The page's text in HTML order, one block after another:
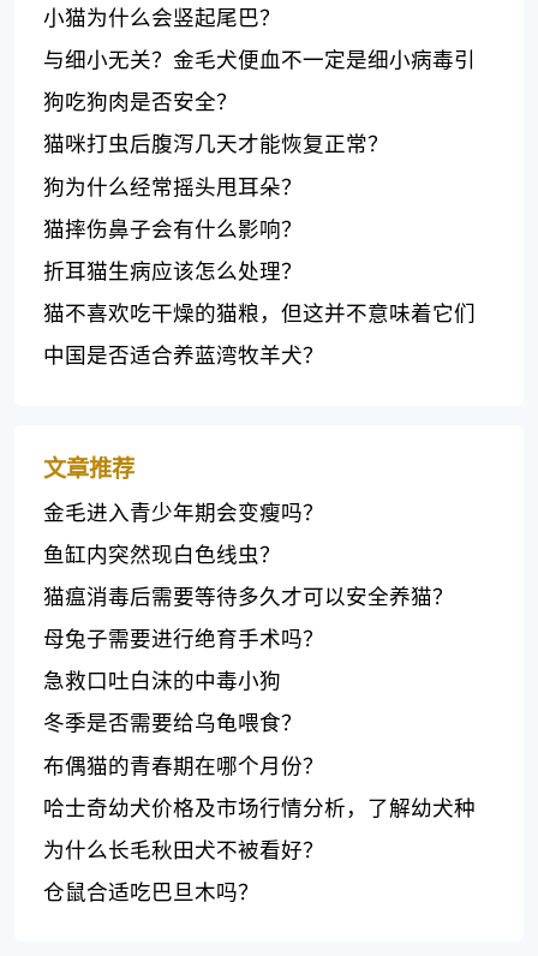
小猫为什么会竖起尾巴？
与细小无关？金毛犬便血不一定是细小病毒引
起
狗吃狗肉是否安全？
猫咪打虫后腹泻几天才能恢复正常？
狗为什么经常摇头甩耳朵？
猫摔伤鼻子会有什么影响？
折耳猫生病应该怎么处理？
猫不喜欢吃干燥的猫粮，但这并不意味着它们
不会吃其他食物
中国是否适合养蓝湾牧羊犬？
文章推荐
金毛进入青少年期会变瘦吗？
鱼缸内突然现白色线虫？
猫瘟消毒后需要等待多久才可以安全养猫？
母兔子需要进行绝育手术吗？
急救口吐白沫的中毒小狗
冬季是否需要给乌龟喂食？
布偶猫的青春期在哪个月份？
哈士奇幼犬价格及市场行情分析，了解幼犬种
类、颜色和出售地点
为什么长毛秋田犬不被看好？
仓鼠合适吃巴旦木吗？